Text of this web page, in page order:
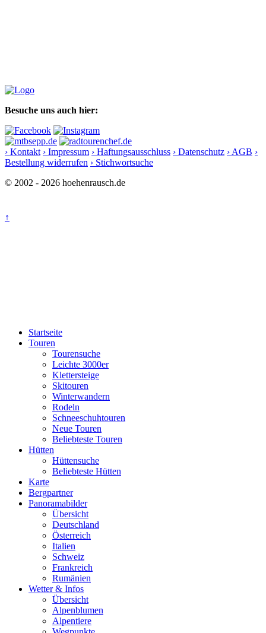
Besuche uns auch hier:
› Kontakt › Impressum › Haftungsausschluss › Datenschutz › AGB ›
Bestellung widerrufen › Stichwortsuche
© 2002 - 2026 hoehenrausch.de
↑
Startseite
Touren
Tourensuche
Leichte 3000er
Klettersteige
Skitouren
Winterwandern
Rodeln
Schneeschuhtouren
Neue Touren
Beliebteste Touren
Hütten
Hüttensuche
Beliebteste Hütten
Karte
Bergpartner
Panoramabilder
Übersicht
Deutschland
Österreich
Italien
Schweiz
Frankreich
Rumänien
Wetter & Infos
Übersicht
Alpenblumen
Alpentiere